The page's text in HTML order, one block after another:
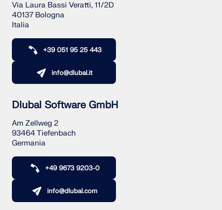
Via Laura Bassi Veratti, 11/2D
40137 Bologna
Italia
+39 051 95 25 443
info@dlubal.it
Dlubal Software GmbH
Am Zellweg 2
93464 Tiefenbach
Germania
+49 9673 9203-0
info@dlubal.com